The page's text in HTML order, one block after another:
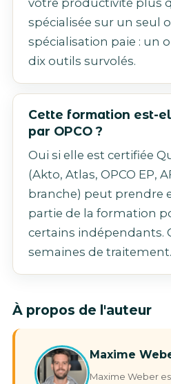
votre productivité plus
spécialisée sur un seul
spécialisation paie : un
dix outils survolés.
Cette formation est-
par OPCO ?
Oui si elle est certifiée
(Akto, Atlas, OPCO EP,
branche) peut prendre
partie de la formation
certains indépendants.
semaines de traitement.
À propos de l'auteur
Maxime
Maxime Weber